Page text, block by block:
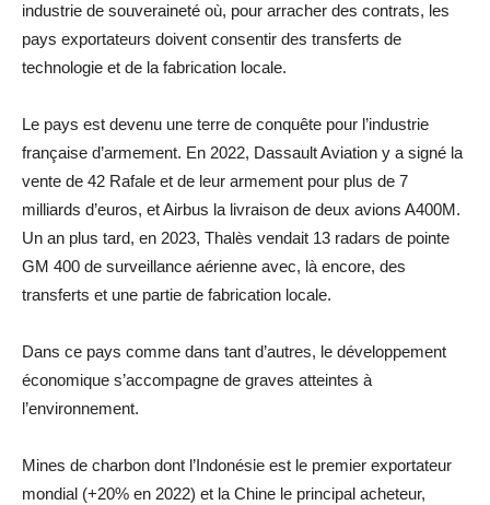
industrie de souveraineté où, pour arracher des contrats, les
pays exportateurs doivent consentir des transferts de
technologie et de la fabrication locale.
Le pays est devenu une terre de conquête pour l’industrie
française d’armement. En 2022, Dassault Aviation y a signé la
vente de 42 Rafale et de leur armement pour plus de 7
milliards d’euros, et Airbus la livraison de deux avions A400M.
Un an plus tard, en 2023, Thalès vendait 13 radars de pointe
GM 400 de surveillance aérienne avec, là encore, des
transferts et une partie de fabrication locale.
Dans ce pays comme dans tant d’autres, le développement
économique s’accompagne de graves atteintes à
l’environnement.
Mines de charbon dont l’Indonésie est le premier exportateur
mondial (+20% en 2022) et la Chine le principal acheteur,